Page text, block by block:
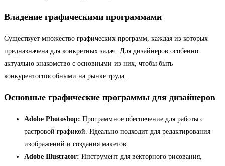
Владение графическими программами
Существует множество графических программ, каждая из которых
предназначена для конкретных задач. Для дизайнеров особенно
актуально знакомство с основными из них, чтобы быть
конкурентоспособными на рынке труда.
Основные графические программы для дизайнеров
Adobe Photoshop: Программное обеспечение для работы с
растровой графикой. Идеально подходит для редактирования
изображений и создания макетов.
Adobe Illustrator: Инструмент для векторного рисования,